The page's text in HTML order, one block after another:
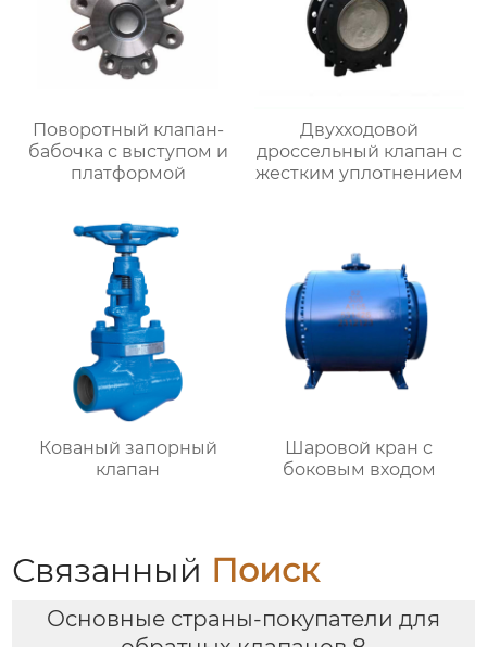
Поворотный клапан-
бабочка с выступом и
платформой
Двухходовой
дроссельный клапан с
жестким уплотнением
Кованый запорный
клапан
Шаровой кран с
боковым входом
Связанный Поиск
Основные страны-покупатели для